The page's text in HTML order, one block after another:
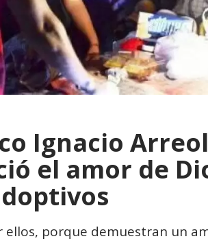
Ignacio
el amor de
ellos, porque demuestran un